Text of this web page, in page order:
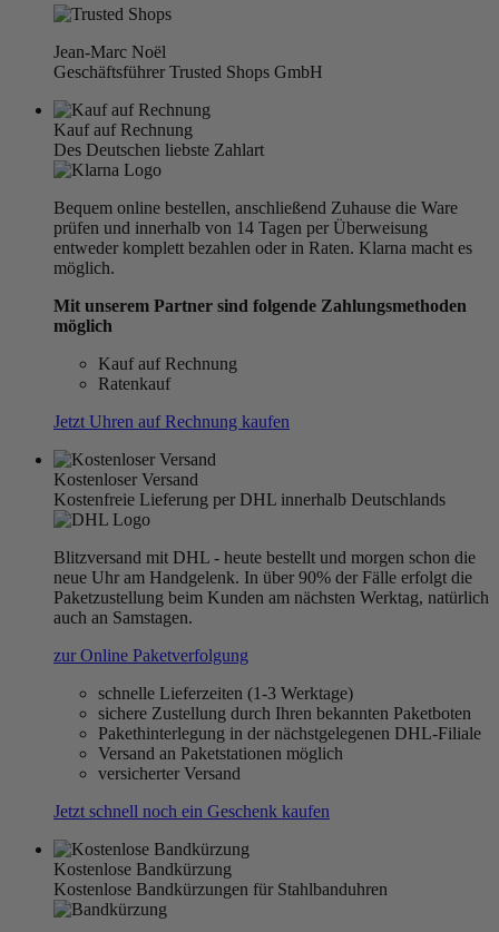
Jean-Marc Noël
Geschäftsführer Trusted Shops GmbH
Kauf auf Rechnung
Des Deutschen liebste Zahlart
Bequem online bestellen, anschließend Zuhause die Ware
prüfen und innerhalb von 14 Tagen per Überweisung
entweder komplett bezahlen oder in Raten. Klarna macht es
möglich.
Mit unserem Partner sind folgende Zahlungsmethoden
möglich
Kauf auf Rechnung
Ratenkauf
Jetzt Uhren auf Rechnung kaufen
Kostenloser Versand
Kostenfreie Lieferung per DHL innerhalb Deutschlands
Blitzversand mit DHL - heute bestellt und morgen schon die
neue Uhr am Handgelenk. In über 90% der Fälle erfolgt die
Paketzustellung beim Kunden am nächsten Werktag, natürlich
auch an Samstagen.
zur Online Paketverfolgung
schnelle Lieferzeiten (1-3 Werktage)
sichere Zustellung durch Ihren bekannten Paketboten
Pakethinterlegung in der nächstgelegenen DHL-Filiale
Versand an Paketstationen möglich
versicherter Versand
Jetzt schnell noch ein Geschenk kaufen
Kostenlose Bandkürzung
Kostenlose Bandkürzungen für Stahlbanduhren